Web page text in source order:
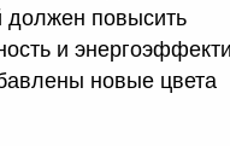
должен повысить
и
новые цвета